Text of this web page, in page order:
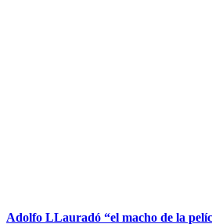
Adolfo LLauradó “el macho de la